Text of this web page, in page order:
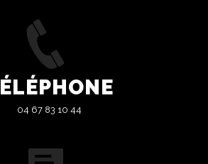
04 67 83 10 44